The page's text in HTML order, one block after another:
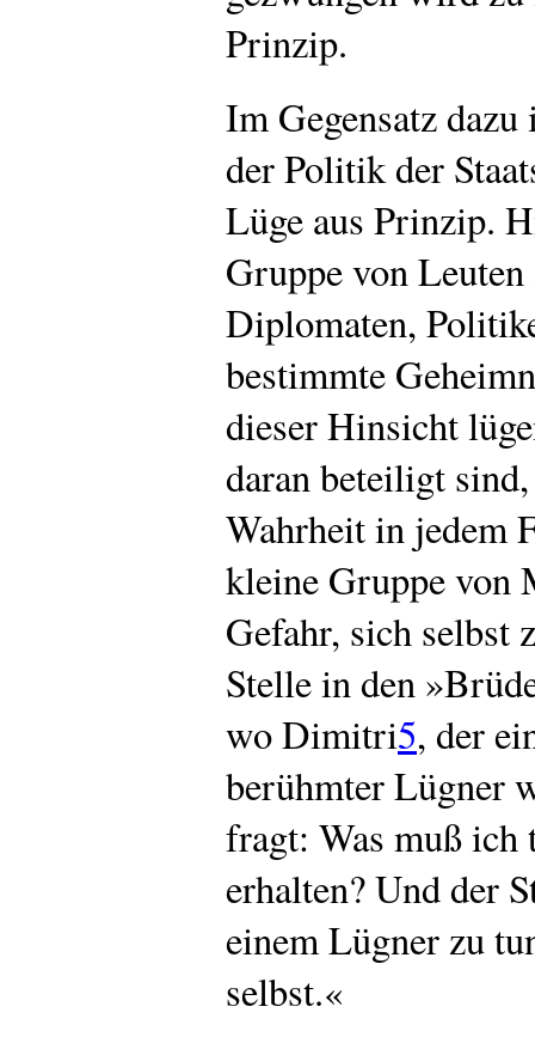
Prinzip.
Im Gegensatz
der Politik der
Lüge aus Prinzip.
Gruppe von
Diplomaten,
bestimmte
dieser Hinsicht
daran beteiligt
Wahrheit in jedem
kleine Gruppe von
Gefahr, sich selbst
Stelle in den
wo Dimitri5, der
berühmter Lügner
fragt: Was muß ich
erhalten? Und der
einem Lügner zu
selbst.«